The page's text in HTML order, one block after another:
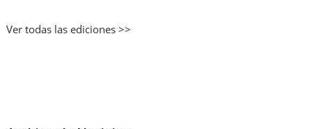
Ver todas las ediciones >>